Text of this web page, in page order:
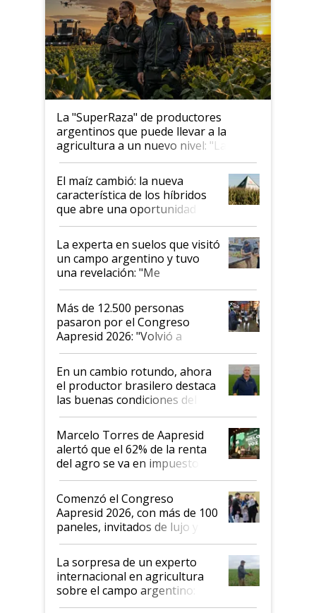
La "SuperRaza" de productores
argentinos que puede llevar a la
agricultura a un nuevo nivel: "Las
posibilidades de crecimiento son
infinitas"
El maíz cambió: la nueva
característica de los híbridos
que abre una oportunidad en
el lote
La experta en suelos que visitó
un campo argentino y tuvo
una revelación: "Me
impresionó mucho"
Más de 12.500 personas
pasaron por el Congreso
Aapresid 2026: "Volvió a
demostrar que hablar del
suelo es hablar de todo el
sistema productivo"
En un cambio rotundo, ahora
el productor brasilero destaca
las buenas condiciones del
agro argentino para invertir:
"Los veo más motivados"
Marcelo Torres de Aapresid
alertó que el 62% de la renta
del agro se va en impuestos:
"No es bueno que en
Argentina se sigan discutiendo
las mismas cosas de hace 50
años"
Comenzó el Congreso
Aapresid 2026, con más de 100
paneles, invitados de lujo y
todas las tendencias
La sorpresa de un experto
internacional en agricultura
sobre el campo argentino:
"Estoy muy impresionado"